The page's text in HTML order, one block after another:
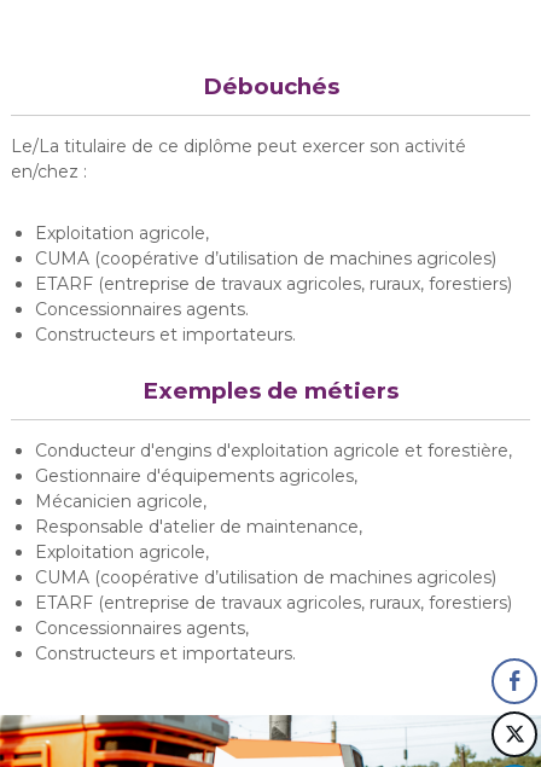
Débouchés
Le/La titulaire de ce diplôme peut exercer son activité
en/chez :
Exploitation agricole,
CUMA (coopérative d’utilisation de machines agricoles)
ETARF (entreprise de travaux agricoles, ruraux, forestiers)
Concessionnaires agents.
Constructeurs et importateurs.
Exemples de métiers
Conducteur d'engins d'exploitation agricole et forestière,
Gestionnaire d'équipements agricoles,
Mécanicien agricole,
Responsable d'atelier de maintenance,
Exploitation agricole,
CUMA (coopérative d’utilisation de machines agricoles)
ETARF (entreprise de travaux agricoles, ruraux, forestiers)
Concessionnaires agents,
Constructeurs et importateurs.